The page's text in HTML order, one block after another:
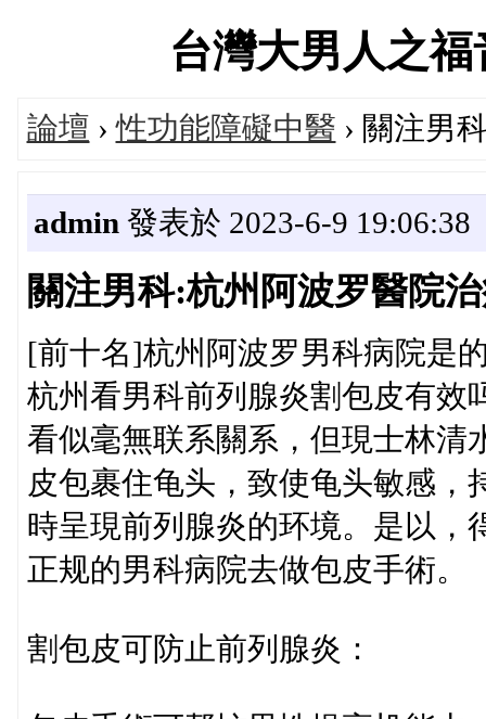
台灣大男人之
論壇 ›性功能障礙中醫 › 關注男
admin 發表於 2023-6-9 19:06:38
關注男科:杭州阿波罗醫院
[前十名]杭州阿波罗男科病院是
杭州看男科前列腺炎割包皮有效
看似毫無联系關系，但現士林清
皮包裹住龟头，致使龟头敏感
時呈現前列腺炎的环境。是以，
正规的男科病院去做包皮手術。
割包皮可防止前列腺炎：